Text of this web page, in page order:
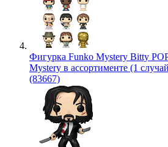
Фигурка Funko Mystery Bitty
Mystery в ассортименте (1
(83667)